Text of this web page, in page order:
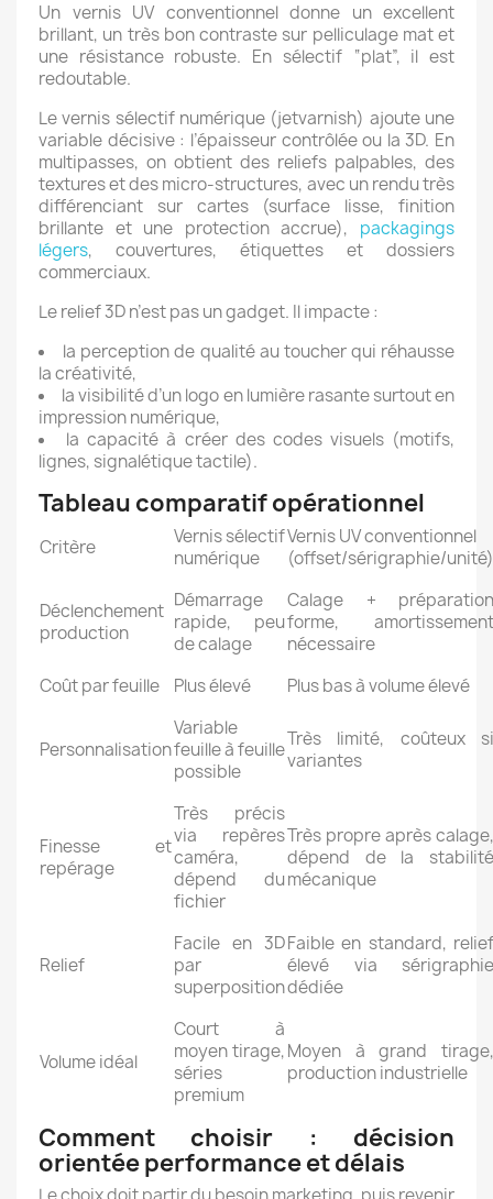
Un vernis UV conventionnel donne un excellent
brillant, un très bon contraste sur pelliculage mat et
une résistance robuste. En sélectif “plat”, il est
redoutable.
Le vernis sélectif numérique (jetvarnish) ajoute une
variable décisive : l’épaisseur contrôlée ou la 3D. En
multipasses, on obtient des reliefs palpables, des
textures et des micro-structures, avec un rendu très
différenciant sur cartes (surface lisse, finition
brillante et une protection accrue), packagings
légers, couvertures, étiquettes et dossiers
commerciaux.
Le relief 3D n’est pas un gadget. Il impacte :
la perception de qualité au toucher qui réhausse
la créativité,
la visibilité d’un logo en lumière rasante surtout en
impression numérique,
la capacité à créer des codes visuels (motifs,
lignes, signalétique tactile).
Tableau comparatif opérationnel
Critère
Vernis sélectif
numérique
Vernis UV conventionnel
(offset/sérigraphie/unité)
Déclenchement
production
Démarrage
rapide, peu
de calage
Calage + préparation
forme, amortissement
nécessaire
Coût par feuille
Plus élevé Plus bas à volume élevé
Personnalisation
Variable
feuille à feuille
possible
Très limité, coûteux si
variantes
Finesse et
repérage
Très précis
via repères
caméra,
dépend du
fichier
Très propre après calage,
dépend de la stabilité
mécanique
Relief
Facile en 3D
par
superposition
Faible en standard, relief
élevé via sérigraphie
dédiée
Volume idéal
Court à
moyen tirage,
séries
premium
Moyen à grand tirage,
production industrielle
Comment choisir : décision
orientée performance et délais